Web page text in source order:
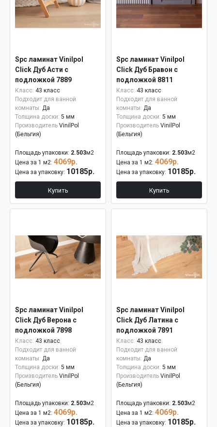
Spc ламинат Vinilpol
Click Дуб Асти с
подложкой 7889
Класс: 43 класс
Подходит для ванной
комнаты: Да
Толщина доски: 5 мм
Производитель VinilPol
(Бельгия)
Площадь упаковки: 2.503м2
Цена за 1 м2: 4069р.
Цена за упаковку: 10185р.
Купить
Spc ламинат Vinilpol
Click Дуб Бравон с
подложкой 8811
Класс: 43 класс
Подходит для ванной
комнаты: Да
Толщина доски: 5 мм
Производитель VinilPol
(Бельгия)
Площадь упаковки: 2.503м2
Цена за 1 м2: 4069р.
Цена за упаковку: 10185р.
Купить
Spc ламинат Vinilpol
Click Дуб Верона с
подложкой 7898
Класс: 43 класс
Подходит для ванной
комнаты: Да
Толщина доски: 5 мм
Производитель VinilPol
(Бельгия)
Площадь упаковки: 2.503м2
Цена за 1 м2: 4069р.
Цена за упаковку: 10185р.
Spc ламинат Vinilpol
Click Дуб Латина с
подложкой 7891
Класс: 43 класс
Подходит для ванной
комнаты: Да
Толщина доски: 5 мм
Производитель VinilPol
(Бельгия)
Площадь упаковки: 2.503м2
Цена за 1 м2: 4069р.
Цена за упаковку: 10185р.